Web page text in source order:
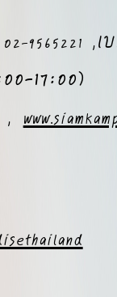
9565221 ,เ
17:00)